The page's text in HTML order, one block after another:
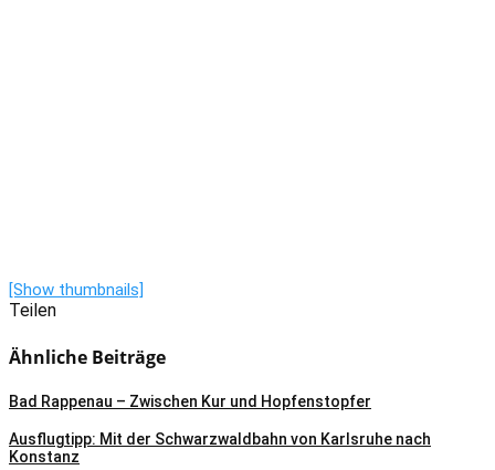
[Show thumbnails]
Teilen
Ähnliche Beiträge
Bad Rappenau – Zwischen Kur und Hopfenstopfer
Ausflugtipp: Mit der Schwarzwaldbahn von Karlsruhe nach
Konstanz